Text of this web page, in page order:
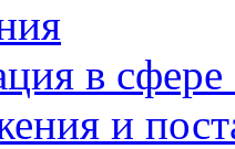
в сфере
и